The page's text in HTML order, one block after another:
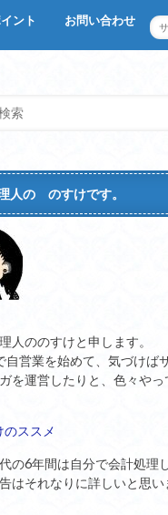
ント お問い合わせ
人の のすけです。
人ののすけと申します。
自営業を始めて、気づけば
を運営したりと、色々やっ
のススメ
の6年間は自分で会計処理
はそれなりに詳しいと思い